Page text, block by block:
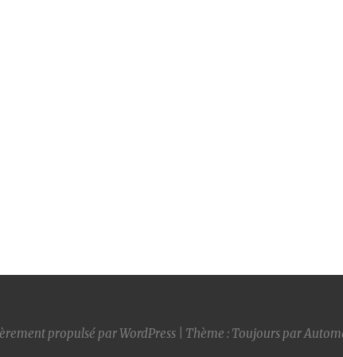
propulsé par WordPress Thème : Toujours par